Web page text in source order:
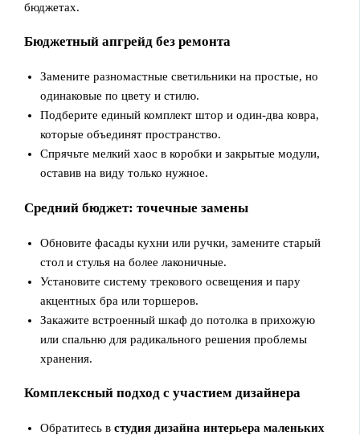
бюджетах.
Бюджетный апгрейд без ремонта
Замените разномастные светильники на простые, но
одинаковые по цвету и стилю.
Подберите единый комплект штор и один-два ковра,
которые объединят пространство.
Спрячьте мелкий хаос в коробки и закрытые модули,
оставив на виду только нужное.
Средний бюджет: точечные замены
Обновите фасады кухни или ручки, замените старый
стол и стулья на более лаконичные.
Установите систему трекового освещения и пару
акцентных бра или торшеров.
Закажите встроенный шкаф до потолка в прихожую
или спальню для радикального решения проблемы
хранения.
Комплексный подход с участием дизайнера
Обратитесь встудия дизайна интерьера маленьких